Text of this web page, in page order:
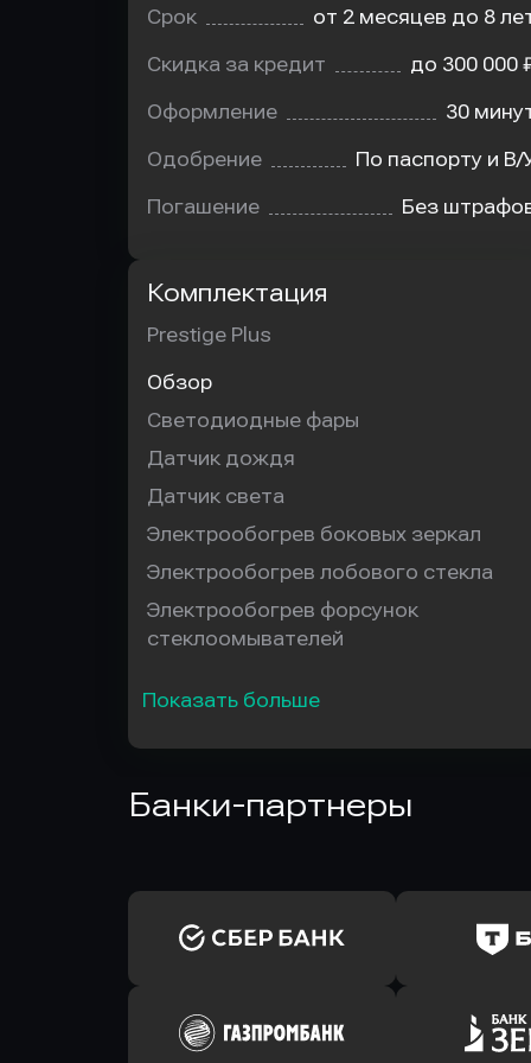
Срок от 2 месяцев до 8
Скидка за кредит до 300 000
Оформление 30
Одобрение По паспорту и В/
Погашение Без
Комплектация
Prestige Plus
Обзор
Светодиодные фары
Датчик дождя
Датчик света
Электрообогрев боковых зеркал
Электрообогрев лобового стекла
Электрообогрев форсунок
стеклоомывателей
Показать больше
Банки-партнеры
Оправить заявку
в Сбербанк
в Т-Банк